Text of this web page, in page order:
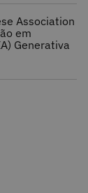
Association
em
Generativa